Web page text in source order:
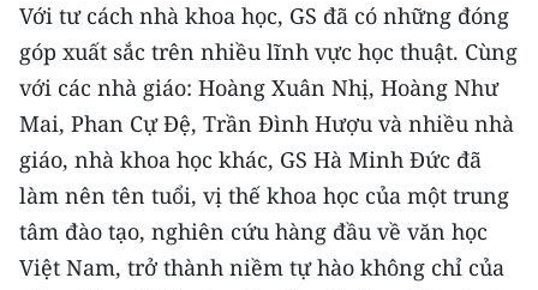
Đông Nam Bộ
Đồng bằng sông Cửu Long
Chuyên trang Hà Nội
Chuyên trang TP. Hồ Chí Minh
CHUYÊN ĐỀ
Với tư cách nhà khoa học, GS đã có những đóng
góp xuất sắc trên nhiều lĩnh vực học thuật. Cùng
với các nhà giáo: Hoàng Xuân Nhị, Hoàng Như
Mai, Phan Cự Đệ, Trần Đình Hượu và nhiều nhà
giáo, nhà khoa học khác, GS Hà Minh Đức đã
làm nên tên tuổi, vị thế khoa học của một trung
tâm đào tạo, nghiên cứu hàng đầu về văn học
Việt Nam, trở thành niềm tự hào không chỉ của